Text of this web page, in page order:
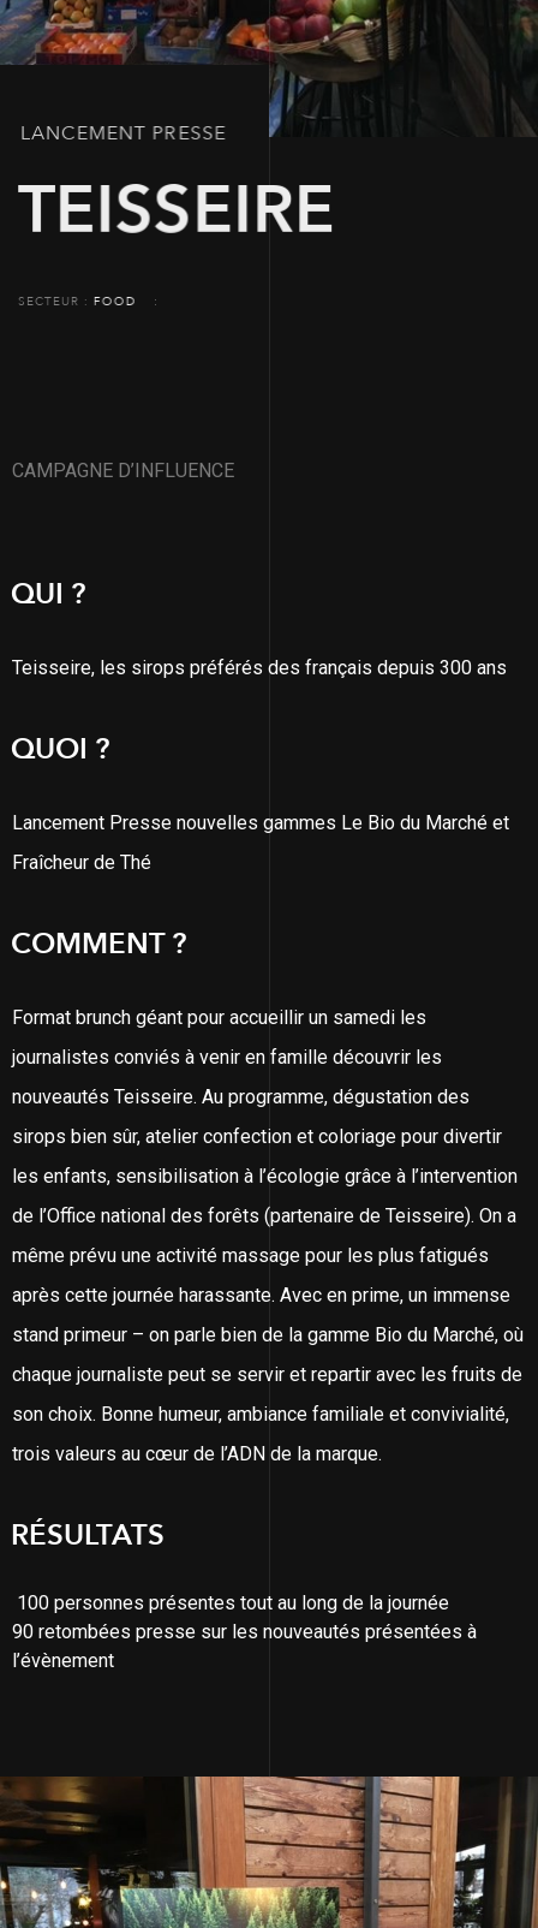
LANCEMENT PRESSE
TEISSEIRE
SECTEUR FOOD
CAMPAGNE D’INFLUENCE
QUI ?
Teisseire, les sirops préférés des français depuis 300 ans
QUOI ?
Lancement Presse nouvelles gammes Le Bio du Marché et
Fraîcheur de Thé
COMMENT ?
Format brunch géant pour accueillir un samedi les
journalistes conviés à venir en famille découvrir les
nouveautés Teisseire. Au programme, dégustation des
sirops bien sûr, atelier confection et coloriage pour divertir
les enfants, sensibilisation à l’écologie grâce à l’intervention
de l’Office national des forêts (partenaire de Teisseire). On a
même prévu une activité massage pour les plus fatigués
après cette journée harassante. Avec en prime, un immense
stand primeur – on parle bien de la gamme Bio du Marché, où
chaque journaliste peut se servir et repartir avec les fruits de
son choix. Bonne humeur, ambiance familiale et convivialité,
trois valeurs au cœur de l’ADN de la marque.
RÉSULTATS
100 personnes présentes tout au long de la journée
90 retombées presse sur les nouveautés présentées à
l’évènement